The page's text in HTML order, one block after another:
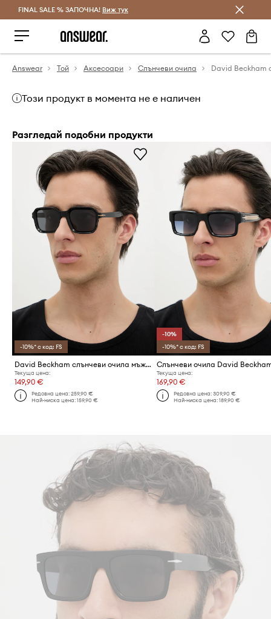
Спестявай с Answear Club
FINAL SALE % ЗАПОЧНА! Виж тук
Answear Той Аксесоари Слънчеви очила
Този продукт в момента не е наличен
Разгледай подобни продукти
-10%* с код: FS
David Beckham слънчеви очила мъжки
Текуща цена:
149,90 €
Редовна цена:259,90 €
Най-ниска цена:159,90 €
-10%
-10%* с код: FS
Слънчеви очила David
Текуща цена:
169,90 €
Редовна цена: 309,90 €
Най-ниска цена: 189,90 €